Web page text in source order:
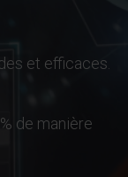
et efficaces.
de manière